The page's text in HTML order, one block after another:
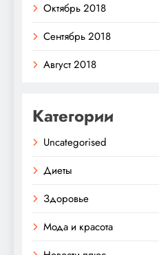
Октябрь 2018
Сентябрь 2018
Август 2018
Категории
Uncategorised
Диеты
Здоровье
Мода и красота